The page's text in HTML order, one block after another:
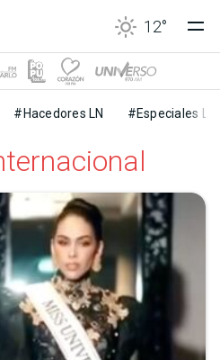
12°
#Hacedores LN #Especiales LN